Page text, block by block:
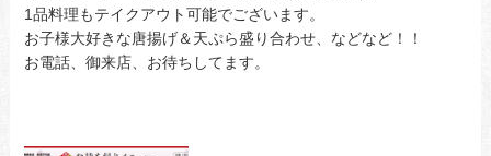
1品料理もテイクアウト可能でございます。
お子様大好きな唐揚げ＆天ぷら盛り合わせ、などなど！！
お電話、御来店、お待ちしてます。